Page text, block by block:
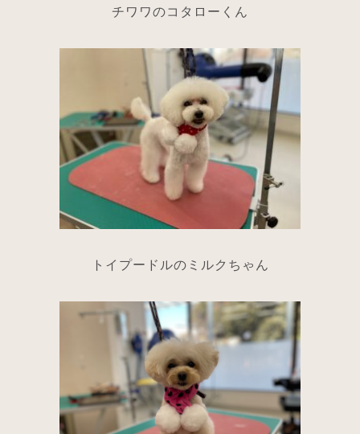
チワワのコタローくん
トイプードルのミルクちゃん